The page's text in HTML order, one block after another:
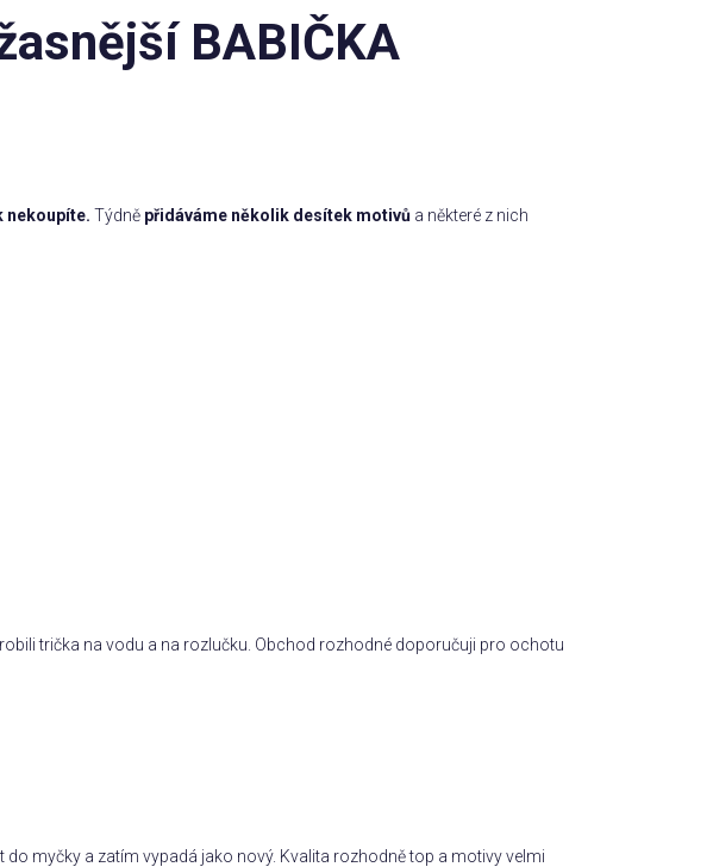
BABIČKA
nekoupíte. Týdně přidáváme několik desítek motivů a některé z nich
trička na vodu a na rozlučku. Obchod rozhodné doporučuji pro ochotu
myčky a zatím vypadá jako nový. Kvalita rozhodně top a motivy velmi